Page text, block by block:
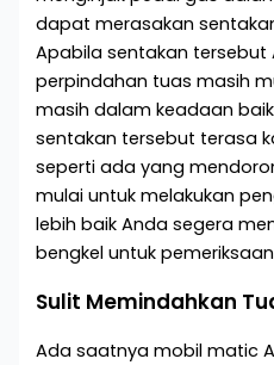
dapat merasakan
Apabila sentakan tersebut
perpindahan tuas masih
masih dalam keadaan
sentakan tersebut terasa
seperti ada yang
mulai untuk melakukan
lebih baik Anda segera
bengkel untuk
Sulit Memindahkan
Ada saatnya mobil matic